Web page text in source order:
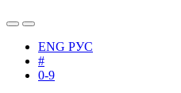
ENG РУС
#
0-9